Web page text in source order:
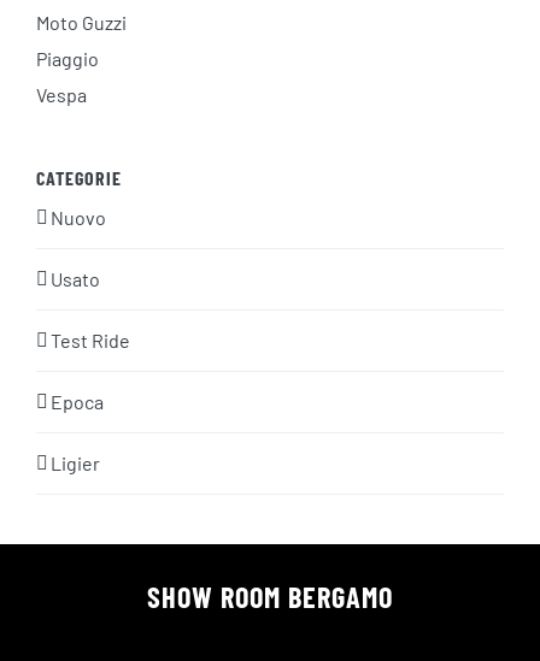
Moto Guzzi
Piaggio
Vespa
CATEGORIE
Nuovo
Usato
Test Ride
Epoca
Ligier
SHOW ROOM BERGAMO